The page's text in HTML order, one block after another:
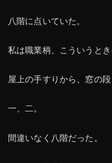
八階に点いていた。
私は職業柄、こういうとき
屋上の手すりから、窓の段
一、二。
間違いなく八階だった。